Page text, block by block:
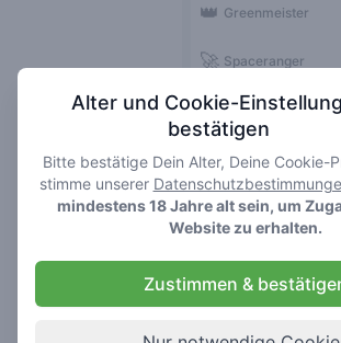
🍃 Smoker
🌱 Roller
🥦 Stoner
🚀 Spaceranger
👑 Greenmeister
Rezensionen
Alter und Cookie-
bestätigen
Bitte bestätige Dein Alter, Deine Cookie-
stimme unserer
mindestens 18 Jahre alt sein, um
Website zu erhalten.
Zustimmen &